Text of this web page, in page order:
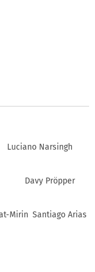
Luciano Narsingh
Davy Pröpper
Mirin Santiago Arias